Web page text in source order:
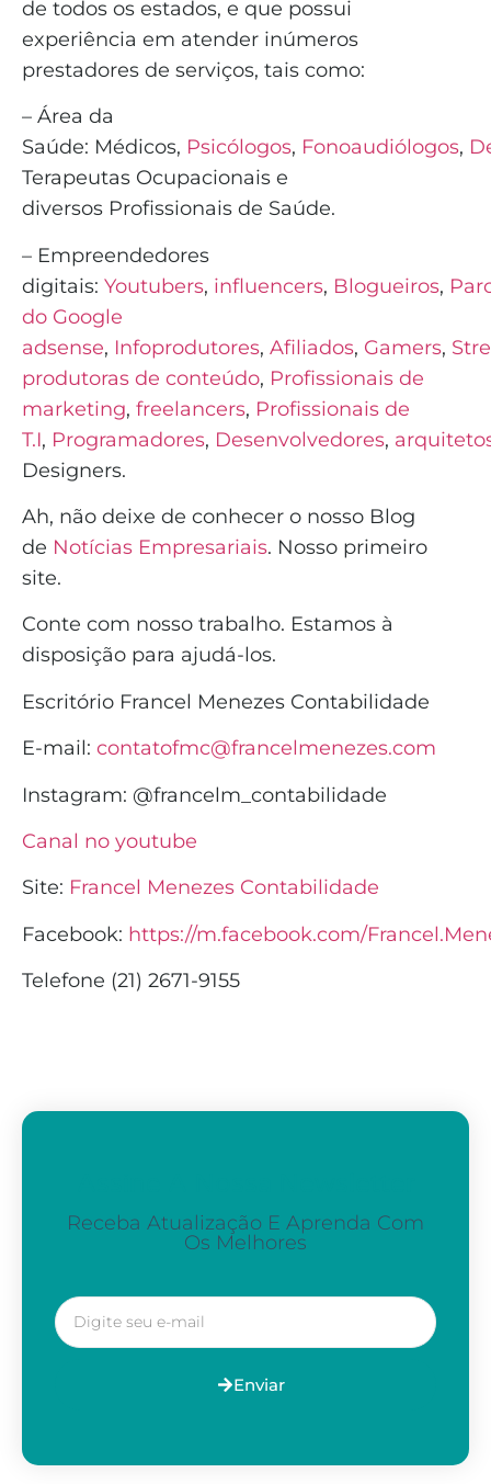
de todos os estados, e que possui
experiência em atender inúmeros
prestadores de serviços, tais como:
– Área da
Saúde: Médicos, Psicólogos, Fonoaudiólogos,
Terapeutas Ocupacionais e
diversos Profissionais de Saúde.
– Empreendedores
digitais: Youtubers, influencers, Blogueiros,
do Google
adsense, Infoprodutores, Afiliados, Gamers,
produtoras de conteúdo, Profissionais de
marketing, freelancers, Profissionais de
T.I, Programadores, Desenvolvedores,
Designers.
Ah, não deixe de conhecer o nosso Blog
de Notícias Empresariais. Nosso primeiro
site.
Conte com nosso trabalho. Estamos à
disposição para ajudá-los.
Escritório Francel Menezes Contabilidade
E-mail: contatofmc@francelmenezes.com
Instagram: @francelm_contabilidade
Canal no youtube
Site: Francel Menezes Contabilidade
Facebook: https://m.facebook.com/
Telefone (21) 2671-9155
Receba Atualização E Aprenda Com
Os Melhores
Enviar